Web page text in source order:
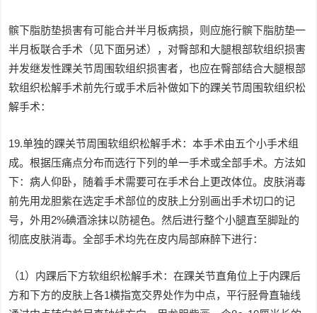
髌下脂肪垫损害有可能合并半月板病损，则应施行髌下脂肪垫一
半月板联合手术（见下面另述），对臀部和大腿根部软组织损害
并发继发性踝关节周围软组织损害者，也应在臀部结合大腿根部
软组织松解手术前先行或手术后补做如下的踝关节周围软组织松
解手术：
19.单独的踝关节周围软组织松解手术：本手术由五个小手术组
成。根据压痛点分布而选行下列的单一手术或全部手术。方法如
下：病人仰卧，随着手术需要可在手术台上更改体位。皮肤消毒
前先用龙胆紫在选定手术部位的皮肤上分别画出手术切口的记
号，外用2%碘酒涂抹以防褪色。然后进行整个小腿直至脚趾的
彻底皮肤消毒。全部手术均先在皮内局部麻醉下进行：
（1）内踝后下方软组织松解手术：在踝关节直角位上于内踝后
方和下方的皮肤上各1横指宽交界处作为中点，平行胫骨直轴线